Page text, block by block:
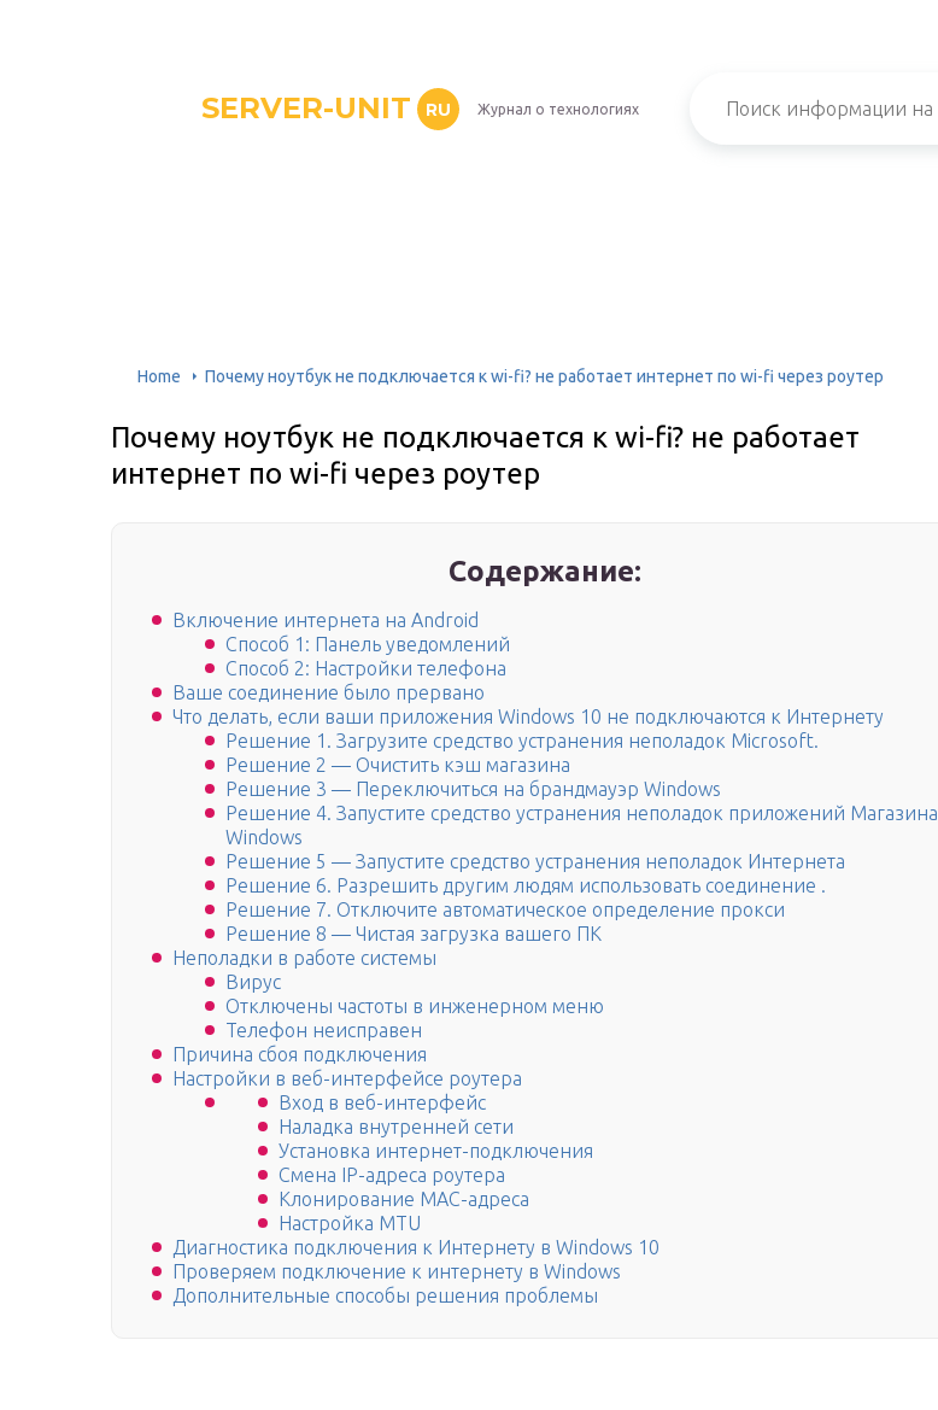
SERVER-UNIT RU Журнал о технологиях
Home Почему ноутбук не подключается к wi-fi? не работает интернет по wi-fi через роутер
Почему ноутбук не подключается к wi-fi? не работает
интернет по wi-fi через роутер
Содержание:
Включение интернета на Android
Способ 1: Панель уведомлений
Способ 2: Настройки телефона
Ваше соединение было прервано
Что делать, если ваши приложения Windows 10 не подключаются к Интернету
Решение 1. Загрузите средство устранения неполадок Microsoft.
Решение 2 — Очистить кэш магазина
Решение 3 — Переключиться на брандмауэр Windows
Решение 4. Запустите средство устранения неполадок приложений Магазина
Windows
Решение 5 — Запустите средство устранения неполадок Интернета
Решение 6. Разрешить другим людям использовать соединение .
Решение 7. Отключите автоматическое определение прокси
Решение 8 — Чистая загрузка вашего ПК
Неполадки в работе системы
Вирус
Отключены частоты в инженерном меню
Телефон неисправен
Причина сбоя подключения
Настройки в веб-интерфейсе роутера
Вход в веб-интерфейс
Наладка внутренней сети
Установка интернет-подключения
Смена IP-адреса роутера
Клонирование MAC-адреса
Настройка MTU
Диагностика подключения к Интернету в Windows 10
Проверяем подключение к интернету в Windows
Дополнительные способы решения проблемы